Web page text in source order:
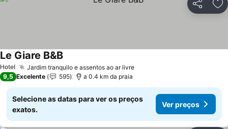
Partilhar
Hotel Jardim tranquilo e assentos ao ar livreVer preços
Le Giare B&BVer preços
9,5 Excelente 595 a 0.4 km da praia
Selecione as datas para ver os preços
exatos.
Ver preços